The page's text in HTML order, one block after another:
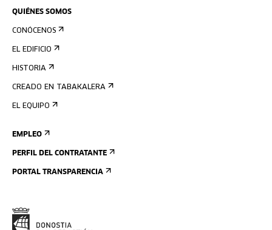
QUIÉNES SOMOS
CONÓCENOS
EL EDIFICIO
HISTORIA
CREADO EN TABAKALERA
EL EQUIPO
EMPLEO
PERFIL DEL CONTRATANTE
PORTAL TRANSPARENCIA